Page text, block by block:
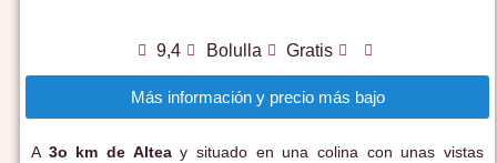
9,4 Bolulla Gratis
Más información y precio más bajo
A 3o km de Alteay situado en una colina con unas vistas